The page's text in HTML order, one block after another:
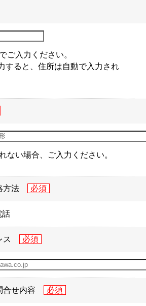
ご入力ください。
すると、住所は自動で入力され
ない場合、ご入力ください。
方法
話
ス
合せ内容